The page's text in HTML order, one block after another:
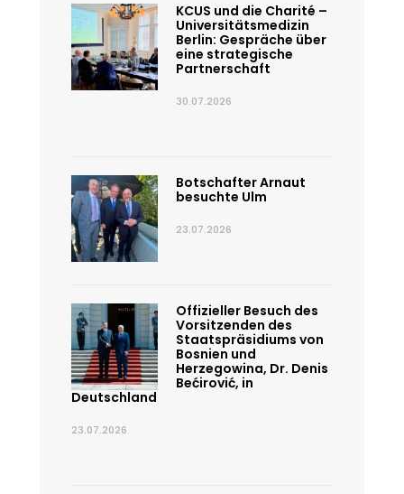
KCUS und die Charité –
Universitätsmedizin
Berlin: Gespräche über
eine strategische
Partnerschaft
30.07.2026
Botschafter Arnaut
besuchte Ulm
23.07.2026
Offizieller Besuch des
Vorsitzenden des
Staatspräsidiums von
Bosnien und
Herzegowina, Dr. Denis
Bećirović, in
Deutschland
23.07.2026